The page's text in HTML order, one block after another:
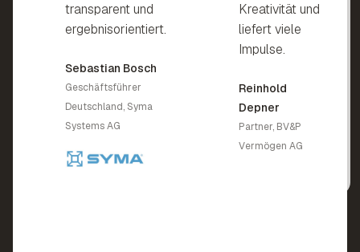
transparent und
ergebnisorientiert.
Sebastian Bosch
Geschäftsführer
Deutschland, Syma
Systems AG
Kreativität und
liefert viele
Impulse.
Reinhold
Depner
Partner, BV&P
Vermögen AG